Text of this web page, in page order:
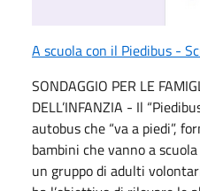
A scuola con il Piedibus -
SONDAGGIO PER LE
DELL’INFANZIA - Il
autobus che “va a piedi”,
bambini che vanno a
un gruppo di adulti